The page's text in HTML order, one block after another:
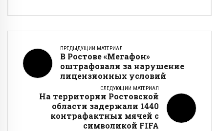
ПРЕДЫДУЩИЙ МАТЕРИАЛ
В Ростове «Мегафон»
оштрафовали за нарушение
лицензионных условий
СЛЕДУЮЩИЙ МАТЕРИАЛ
На территории Ростовской
области задержали 1440
контрафактных мячей с
символикой FIFA